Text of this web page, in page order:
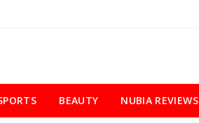
BEAUTY NUBIA REVIEWS